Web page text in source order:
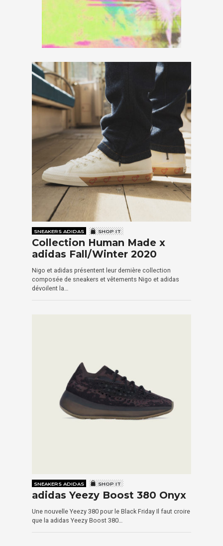
SNEAKERS ADIDAS SHOP IT
Collection Human Made x
adidas Fall/Winter 2020
Nigo et adidas présentent leur dernière collection
composée de sneakers et vêtements Nigo et adidas
dévoilent la…
SNEAKERS ADIDAS SHOP IT
adidas Yeezy Boost 380 Onyx
Une nouvelle Yeezy 380 pour le Black Friday Il faut croire
que la adidas Yeezy Boost 380…